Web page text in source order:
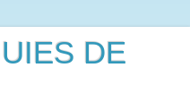
DE